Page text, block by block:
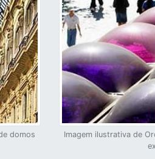
domos
Imagem ilustrativa de